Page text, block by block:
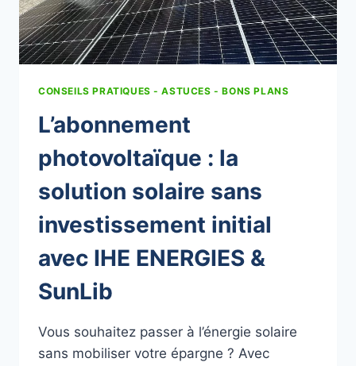
CONSEILS PRATIQUES - ASTUCES - BONS PLANS
L’abonnement
photovoltaïque : la
solution solaire sans
investissement initial
avec IHE ENERGIES &
SunLib
Vous souhaitez passer à l’énergie solaire
sans mobiliser votre épargne ? Avec